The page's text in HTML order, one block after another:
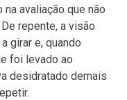
avaliação que não
repente, a visão
girar e, quando
foi levado ao
desidratado demais